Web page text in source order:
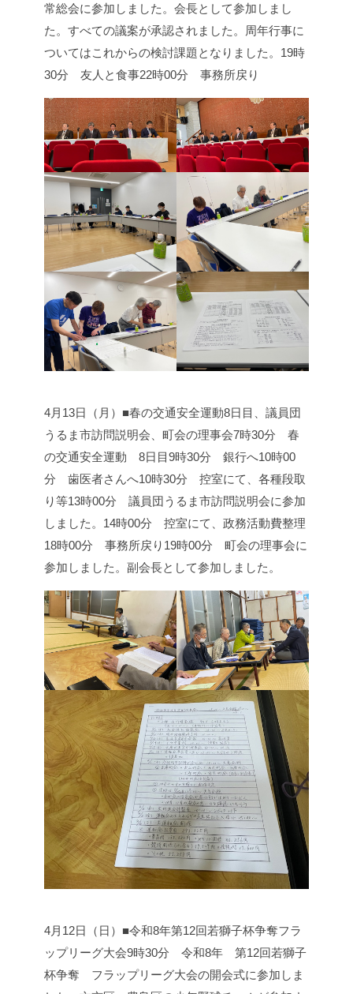
常総会に参加しました。 会長として参加しまし
た。 すべての議案が承認されました。周年行事に
ついてはこれからの検討課題となりました。 19時
30分 友人と食事22時00分 事務所戻り
4月13日（月）■春の交通安全運動8日目、議員団
うるま市訪問説明会、町会の理事会7時30分 春
の交通安全運動 8日目9時30分 銀行へ10時00
分 歯医者さんへ10時30分 控室にて、各種段取
り等13時00分 議員団うるま市訪問説明会に参加
しました。 14時00分 控室にて、政務活動費整理
18時00分 事務所戻り 19時00分 町会の理事会に
参加しました。 副会長として参加しました。
4月12日（日）■令和8年第12回若獅子杯争奪フラ
ップリーグ大会9時30分 令和8年 第12回若獅子
杯争奪 フラップリーグ大会の開会式に参加しま